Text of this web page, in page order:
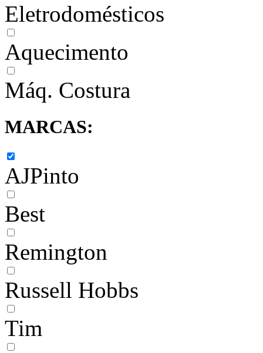
Eletrodomésticos
Aquecimento
Máq. Costura
MARCAS:
AJPinto
Best
Remington
Russell Hobbs
Tim